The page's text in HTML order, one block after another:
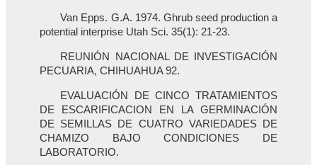
Van Epps. G.A. 1974. Ghrub seed production a
potential interprise Utah Sci. 35(1): 21-23.
REUNIÓN NACIONAL DE INVESTIGACIÓN
PECUARIA, CHIHUAHUA 92.
EVALUACIÓN DE CINCO TRATAMIENTOS
DE ESCARIFICACION EN LA GERMINACIÓN
DE SEMILLAS DE CUATRO VARIEDADES DE
CHAMIZO BAJO CONDICIONES DE
LABORATORIO.